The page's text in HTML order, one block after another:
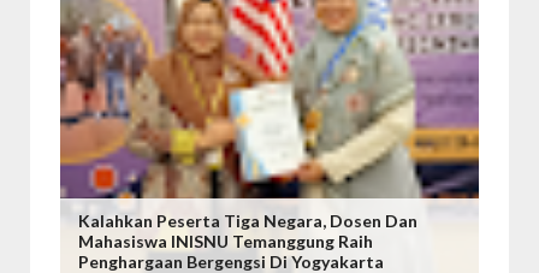
Kalahkan Peserta Tiga Negara, Dosen Dan
Mahasiswa INISNU Temanggung Raih
Penghargaan Bergengsi Di Yogyakarta